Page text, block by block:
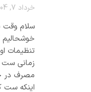
خرداد 7, 1404 در 5:58 ق.ظ
سلام وقت
خوشحالیم
تنظیمات
زمانی ست
مصرف در
اینکه ست